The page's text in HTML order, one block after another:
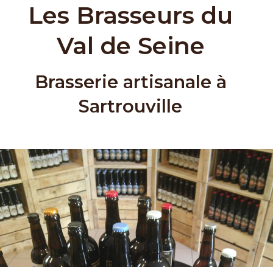
Les Brasseurs du
Val de Seine
Brasserie artisanale à
Sartrouville